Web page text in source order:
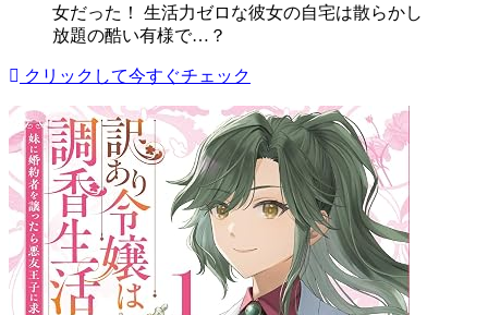
女だった！ 生活力ゼロな彼女の自宅は散らかし
放題の酷い有様で…？
クリックして今すぐチェック